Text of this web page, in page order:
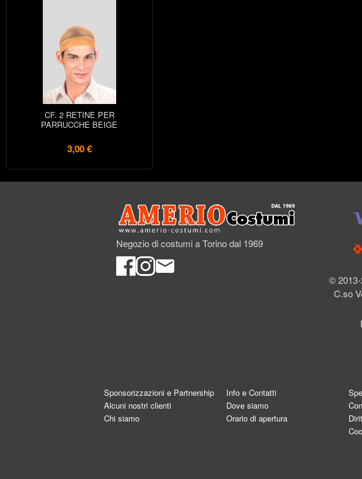
CF. 2 RETINE PER
PARRUCCHE BEIGE
3,00 €
Negozio di costumi a Torino dal 1969
©
C.so
Sponsorizzazioni e Partnership
Alcuni nostri clienti
Chi siamo
Info e Contatti
Dove siamo
Orario di apertura